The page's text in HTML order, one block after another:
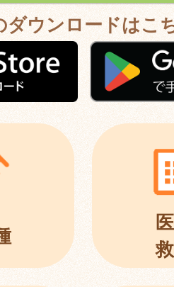
ダウンロードはこ